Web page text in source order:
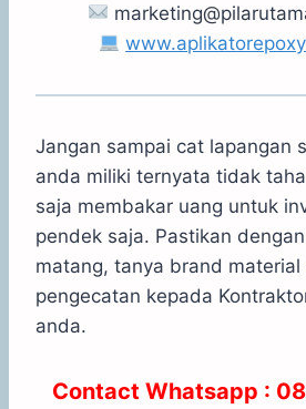
Jangan sampai cat lapangan
anda miliki ternyata tidak
saja membakar uang untuk
pendek saja. Pastikan
matang, tanya brand material
pengecatan kepada
anda.
Contact Whatsapp :